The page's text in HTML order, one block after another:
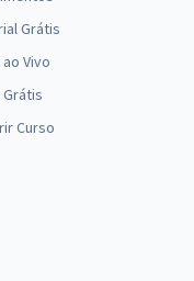
Grátis
Vivo
Grátis
Curso